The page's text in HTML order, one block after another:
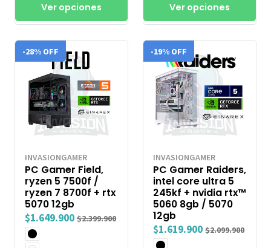
Ver opciones Ver opciones
-28% OFF
INVASIONGAMER
PC Gamer Field,
ryzen 5 7500f /
ryzen 7 8700f + rtx
5070 12gb
$1.649.900 $2.399.900
-19% OFF
INVASIONGAMER
PC Gamer Raiders,
intel core ultra 5
245kf + nvidia rtx™
5060 8gb / 5070
12gb
$1.619.900 $2.099.900